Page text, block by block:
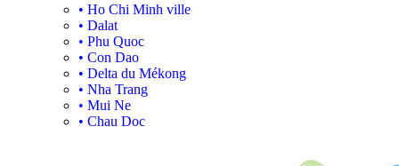
• Ho Chi Minh ville
• Dalat
• Phu Quoc
• Con Dao
• Delta du Mékong
• Nha Trang
• Mui Ne
• Chau Doc